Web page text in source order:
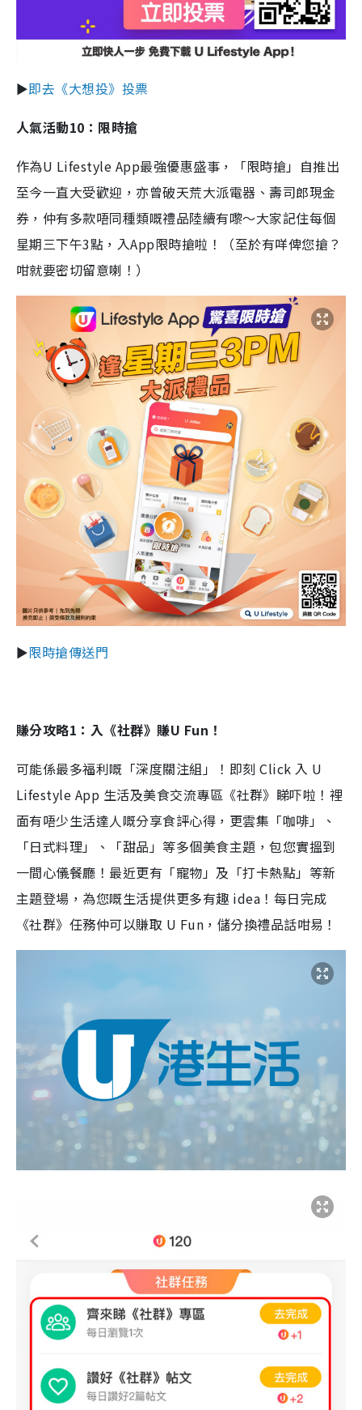
►即去《大想投》投票
人氣活動10：限時搶
作為U Lifestyle App最強優惠盛事，「限時搶」自推出
至今一直大受歡迎，亦曾破天荒大派電器、壽司郎現金
券，仲有多款唔同種類嘅禮品陸續有嚟～大家記住每個
星期三下午3點，入App限時搶啦！（至於有咩俾您搶？
咁就要密切留意喇！）
►限時搶傳送門
賺分攻略1：入《社群》賺U Fun！
可能係最多福利嘅「深度關注組」！即刻 Click 入 U
Lifestyle App 生活及美食交流專區《社群》睇吓啦！裡
面有唔少生活達人嘅分享食評心得，更雲集「咖啡」、
「日式料理」、「甜品」等多個美食主題，包您實搵到
一間心儀餐廳！最近更有「寵物」及「打卡熱點」等新
主題登場，為您嘅生活提供更多有趣 idea！每日完成
《社群》任務仲可以賺取 U Fun，儲分換禮品話咁易！